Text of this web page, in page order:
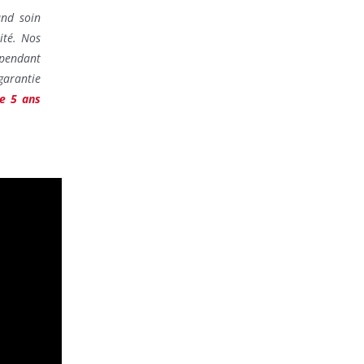
soin
Nos
5 ans